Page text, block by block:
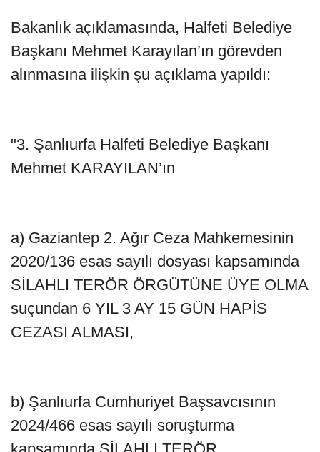
Bakanlık açıklamasında, Halfeti Belediye
Başkanı Mehmet Karayılan’ın görevden
alınmasına ilişkin şu açıklama yapıldı:
"3. Şanlıurfa Halfeti Belediye Başkanı
Mehmet KARAYILAN’ın
a) Gaziantep 2. Ağır Ceza Mahkemesinin
2020/136 esas sayılı dosyası kapsamında
SİLAHLI TERÖR ÖRGÜTÜNE ÜYE OLMA
suçundan 6 YIL 3 AY 15 GÜN HAPİS
CEZASI ALMASI,
b) Şanlıurfa Cumhuriyet Başsavcısının
2024/466 esas sayılı soruşturma